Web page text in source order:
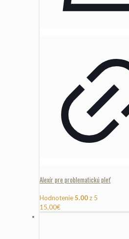
Alexír pre problematickú pleť
Hodnotenie5.00z 5
15,00€